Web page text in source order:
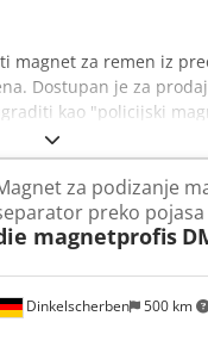
magnet za remen iz
Dostupan je za
kao "policijski
za ovjes su
kratkom roku. Mnoge
Dinkelscherben 500 km
za podizanje
preko pojasa
magnetprofis